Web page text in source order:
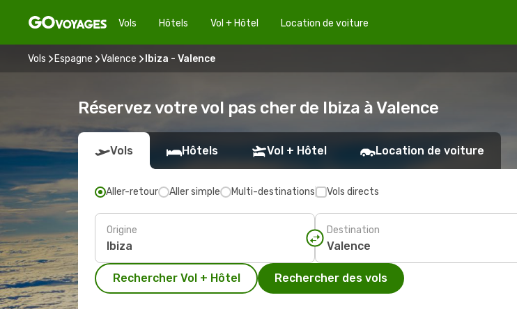
Vols Hôtels Vol + Hôtel Location de voiture
Vols Espagne Valence Ibiza - Valence
Réservez votre vol pas cher de Ibiza à Valence
Vols Hôtels Vol + Hôtel Location de voiture
Aller-retour Aller simple Multi-destinations Vols directs
Origine Destination
Rechercher Vol + Hôtel Rechercher des vols